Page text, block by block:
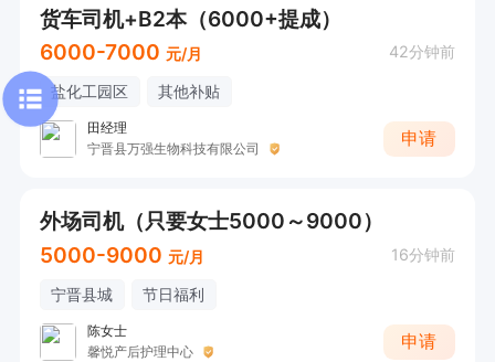
货车司机+B2本（6000+提成）
6000-7000 元/月 42分钟前
盐化工园区 其他补贴
田经理
宁晋县万强生物科技有限公司
申请
外场司机（只要女士5000～9000）
5000-9000 元/月 16分钟前
宁晋县城 节日福利
陈女士
馨悦产后护理中心
申请